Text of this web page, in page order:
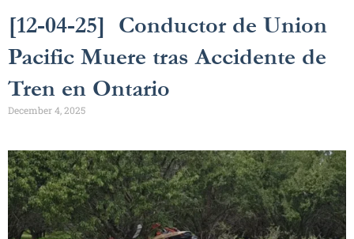
[12-04-25] Conductor de Union
Pacific Muere tras Accidente de
Tren en Ontario
December 4, 2025